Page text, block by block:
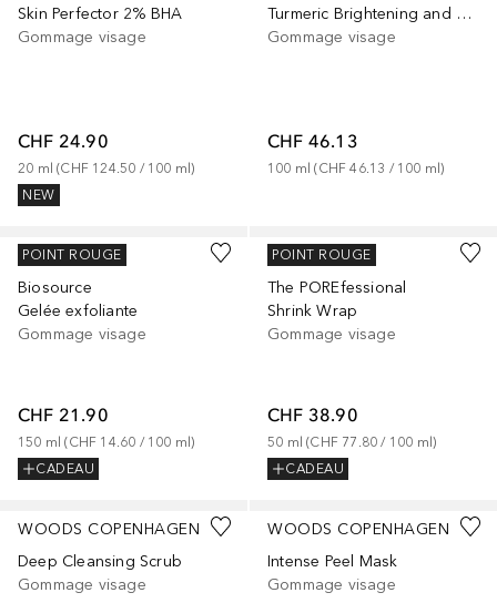
Skin Perfector 2% BHA
Gommage visage
CHF 24.90
20 ml (CHF 124.50 / 100 ml)
NEW
Turmeric Brightening and Exfoliating Mask (2-en-1)
Gommage visage
CHF 46.13
100 ml (CHF 46.13 / 100 ml)
BIOTHERM
Biosource
Gelée exfoliante
Gommage visage
CHF 21.90
150 ml (CHF 14.60 / 100 ml)
CADEAU
POINT ROUGE
BENEFIT
The POREfessional
Shrink Wrap
Gommage visage
CHF 38.90
50 ml (CHF 77.80 / 100 ml)
CADEAU
POINT ROUGE
WOODS COPENHAGEN
Deep Cleansing Scrub
Gommage visage
WOODS COPENHAGEN
Intense Peel Mask
Gommage visage